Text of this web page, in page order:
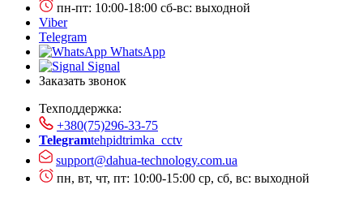
пн-пт: 10:00-18:00 сб-вс: выходной
Viber
Telegram
WhatsApp
Signal
Заказать звонок
Техподдержка:
+380(75)296-33-75
Telegramtehpidtrimka_cctv
support@dahua-technology.com.ua
пн, вт, чт, пт: 10:00-15:00 ср, сб, вс: выходной